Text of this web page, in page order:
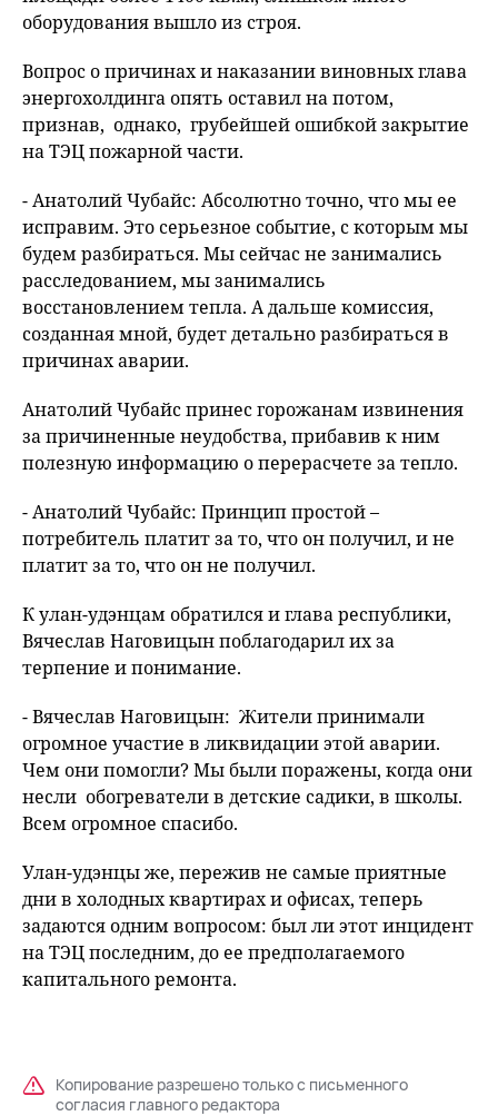
оборудования вышло из строя.
Вопрос о причинах и наказании виновных глава
энергохолдинга опять оставил на потом,
признав, однако, грубейшей ошибкой закрытие
на ТЭЦ пожарной части.
- Анатолий Чубайс: Абсолютно точно, что мы ее
исправим. Это серьезное событие, с которым мы
будем разбираться. Мы сейчас не занимались
расследованием, мы занимались
восстановлением тепла. А дальше комиссия,
созданная мной, будет детально разбираться в
причинах аварии.
Анатолий Чубайс принес горожанам извинения
за причиненные неудобства, прибавив к ним
полезную информацию о перерасчете за тепло.
- Анатолий Чубайс: Принцип простой –
потребитель платит за то, что он получил, и не
платит за то, что он не получил.
К улан-удэнцам обратился и глава республики,
Вячеслав Наговицын поблагодарил их за
терпение и понимание.
- Вячеслав Наговицын: Жители принимали
огромное участие в ликвидации этой аварии.
Чем они помогли? Мы были поражены, когда они
несли обогреватели в детские садики, в школы.
Всем огромное спасибо.
Улан-удэнцы же, пережив не самые приятные
дни в холодных квартирах и офисах, теперь
задаются одним вопросом: был ли этот инцидент
на ТЭЦ последним, до ее предполагаемого
капитального ремонта.
Копирование разрешено только с письменного
согласия главного редактора